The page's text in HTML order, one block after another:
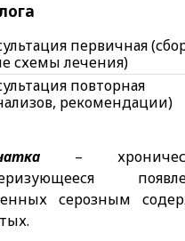
первичная
схемы лечения)
повторная
рекомендации)
–
серозным